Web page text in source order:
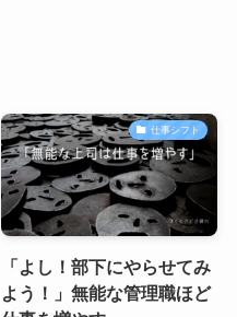
仕事シフト
「よし！部下にやらせてみ
よう！」無能な管理職ほど